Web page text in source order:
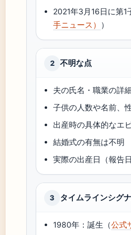
2021年3月16日に第1
手ニュース） ）
2 不明な点
夫の氏名・職業の詳
子供の人数や名前、
出産時の具体的なエ
結婚式の有無は不明
実際の出産日（報告
3 タイムラインシグ
1980年：誕生（公式